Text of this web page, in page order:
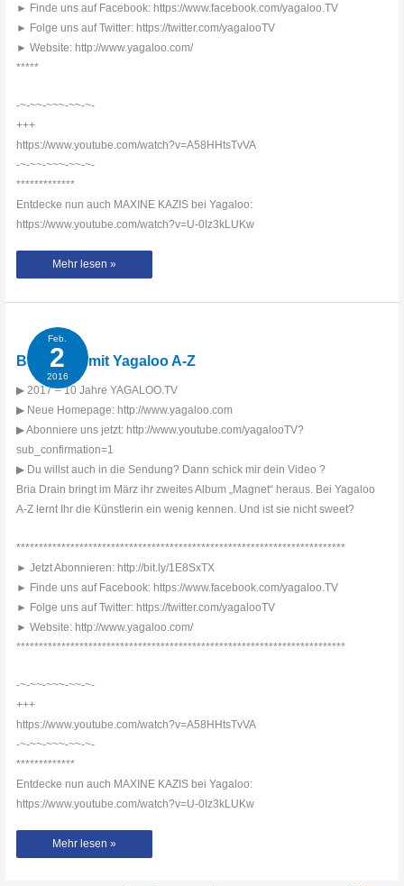
► Finde uns auf Facebook: https://www.facebook.com/yagaloo.TV
► Folge uns auf Twitter: https://twitter.com/yagalooTV
► Website: http://www.yagaloo.com/
*****
-~-~~-~~~-~~-~-
+++
https://www.youtube.com/watch?v=A58HHtsTvVA
-~-~~-~~~-~~-~-
*************
Entdecke nun auch MAXINE KAZIS bei Yagaloo:
https://www.youtube.com/watch?v=U-0Iz3kLUKw
Kenay
A-
Mehr lesen »
Feb.
2
2016
Bria Drain mit Yagaloo A-Z
▶ 2017 – 10 Jahre YAGALOO.TV
▶ Neue Homepage: http://www.yagaloo.com
▶ Abonniere uns jetzt: http://www.youtube.com/yagalooTV?
sub_confirmation=1
▶ Du willst auch in die Sendung? Dann schick mir dein Video ?
Bria Drain bringt im März ihr zweites Album „Magnet“ heraus. Bei Yagaloo
A-Z lernt Ihr die Künstlerin ein wenig kennen. Und ist sie nicht sweet?
*************************************************************************
► Jetzt Abonnieren: http://bit.ly/1E8SxTX
► Finde uns auf Facebook: https://www.facebook.com/yagaloo.TV
► Folge uns auf Twitter: https://twitter.com/yagalooTV
► Website: http://www.yagaloo.com/
*************************************************************************
-~-~~-~~~-~~-~-
+++
https://www.youtube.com/watch?v=A58HHtsTvVA
-~-~~-~~~-~~-~-
*************
Entdecke nun auch MAXINE KAZIS bei Yagaloo:
https://www.youtube.com/watch?v=U-0Iz3kLUKw
Bria
Mehr lesen »